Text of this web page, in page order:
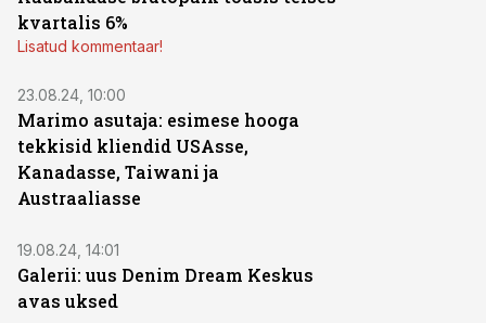
kvartalis 6%
Lisatud kommentaar!
23.08.24, 10:00
Marimo asutaja: esimese hooga
tekkisid kliendid USAsse,
Kanadasse, Taiwani ja
Austraaliasse
19.08.24, 14:01
Galerii: uus Denim Dream Keskus
avas uksed